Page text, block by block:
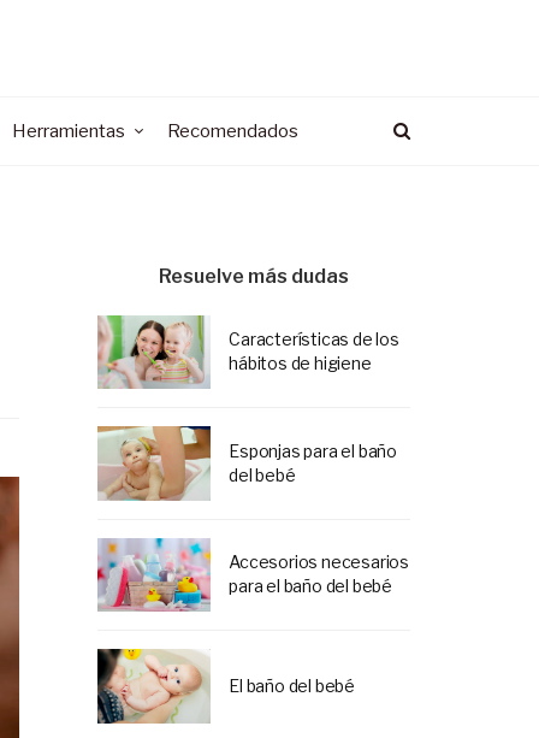
Herramientas Recomendados
Resuelve más dudas
Características de los
hábitos de higiene
Esponjas para el baño
del bebé
Accesorios necesarios
para el baño del bebé
El baño del bebé